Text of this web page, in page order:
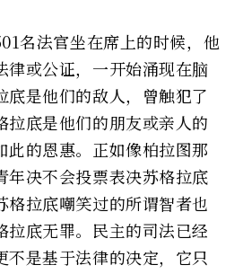
名法官坐在席上的时候，他
律或公证，一开始涌现在脑
底是他们的敌人，曾触犯了
拉底是他们的朋友或亲人的
此的恩惠。正如像柏拉图那
年决不会投票表决苏格拉底
格拉底嘲笑过的所谓智者也
拉底无罪。民主的司法已经
不是基于法律的决定，它只